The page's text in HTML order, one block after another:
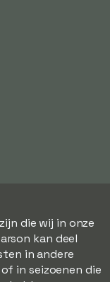
die wij in onze
kan deel
in andere
in seizoenen die